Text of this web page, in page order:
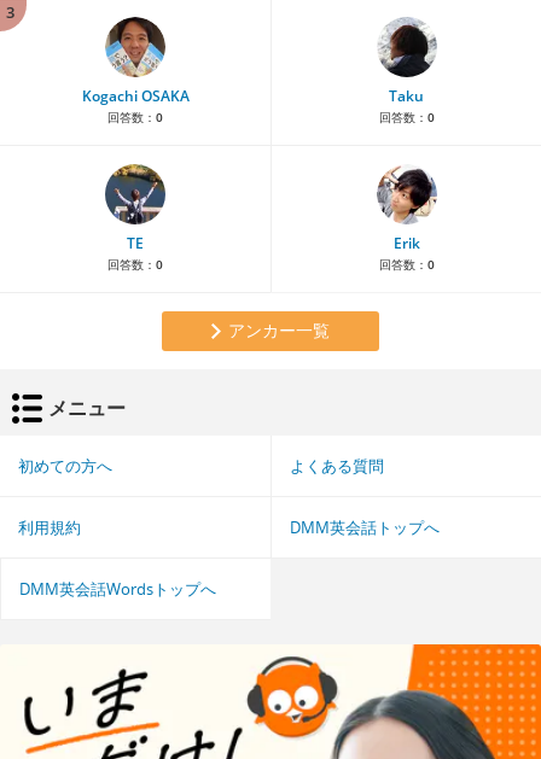
3
Kogachi OSAKA
回答数： 0
Taku
回答数： 0
TE
回答数： 0
Erik
回答数： 0
アンカー一覧
メニュー
初めての方へ よくある質問
利用規約 DMM英会話トップへ
DMM英会話Wordsトップへ